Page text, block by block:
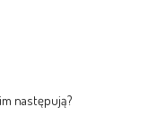
następują?